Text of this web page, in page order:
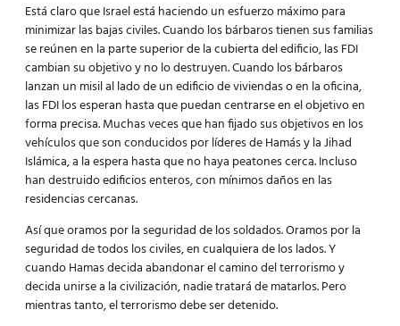
Está claro que Israel está haciendo un esfuerzo máximo para
minimizar las bajas civiles. Cuando los bárbaros tienen sus familias
se reúnen en la parte superior de la cubierta del edificio, las FDI
cambian su objetivo y no lo destruyen. Cuando los bárbaros
lanzan un misil al lado de un edificio de viviendas o en la oficina,
las FDI los esperan hasta que puedan centrarse en el objetivo en
forma precisa. Muchas veces que han fijado sus objetivos en los
vehículos que son conducidos por líderes de Hamás y la Jihad
Islámica, a la espera hasta que no haya peatones cerca. Incluso
han destruido edificios enteros, con mínimos daños en las
residencias cercanas.
Así queoramospor la seguridad de los soldados. Oramos por la
seguridad de todos los civiles, en cualquiera de los lados. Y
cuando Hamas decida abandonar el camino del terrorismo y
decida unirse a la civilización, nadie tratará de matarlos. Pero
mientras tanto, el terrorismo debe ser detenido.